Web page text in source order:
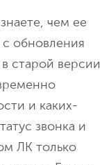
чем ее
с обновления
старой версии
и каких-
звонка и
ЛК только